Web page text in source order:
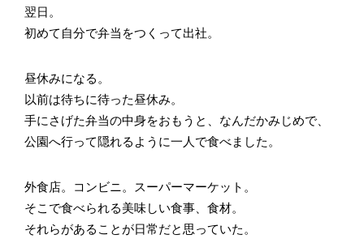
翌日。
初めて自分で弁当をつくって出社。
昼休みになる。
以前は待ちに待った昼休み。
手にさげた弁当の中身をおもうと、なんだかみじめで、
公園へ行って隠れるように一人で食べました。
外食店。コンビニ。スーパーマーケット。
そこで食べられる美味しい食事、食材。
それらがあることが日常だと思っていた。